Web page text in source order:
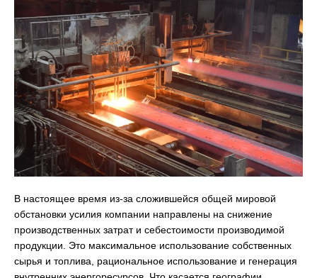
В настоящее время из-за сложившейся общей мировой
обстановки усилия компании направлены на снижение
производственных затрат и себестоимости производимой
продукции. Это максимальное использование собственных
сырья и топлива, рациональное использование и генерация